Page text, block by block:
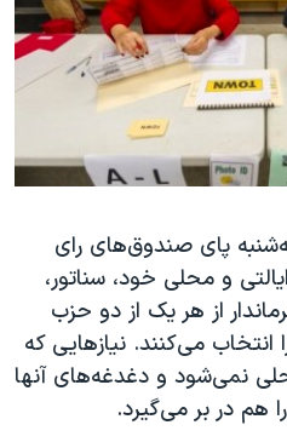
پای صندوق‌های رای
و محلی خود، سناتور،
از هر یک از دو حزب
انتخاب می‌کنند. نیازهایی که
نمی‌شود و دغدغه‌های آنها
هم در بر می‌گیرد.